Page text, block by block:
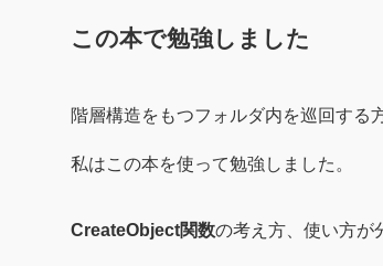
この本で勉強しました
階層構造をもつフォルダ内を巡回する
私はこの本を使って勉強しました。
CreateObject関数の考え方、使い方が